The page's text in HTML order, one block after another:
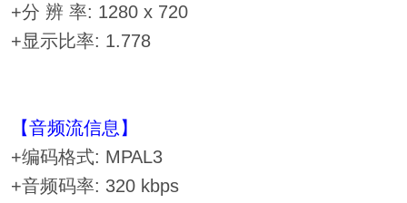
+分 辨 率: 1280 x 720
+显示比率: 1.778
【音频流信息】
+编码格式: MPAL3
+音频码率: 320 kbps